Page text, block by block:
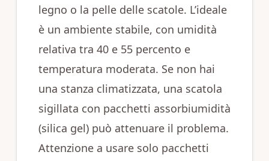
legno o la pelle delle scatole. L’ideale
è un ambiente stabile, con umidità
relativa tra 40 e 55 percento e
temperatura moderata. Se non hai
una stanza climatizzata, una scatola
sigillata con pacchetti assorbiumidità
(silica gel) può attenuare il problema.
Attenzione a usare solo pacchetti